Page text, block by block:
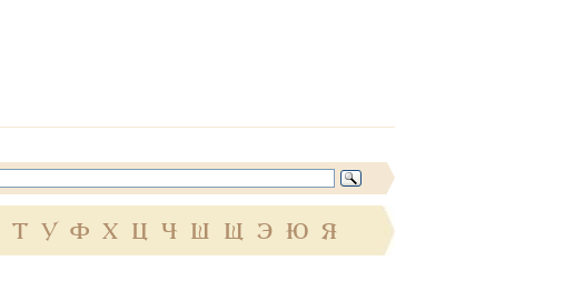
Т У Ф Х Ц Ч Ш Щ Э Ю Я